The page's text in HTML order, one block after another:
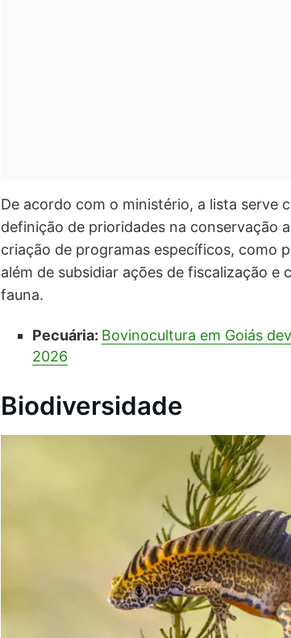
De acordo com o ministério, a lista serve
definição de prioridades na conservação
criação de programas específicos, como
além de subsidiar ações de fiscalização e
fauna.
Pecuária: Bovinocultura em Goiás
2026
Biodiversidade